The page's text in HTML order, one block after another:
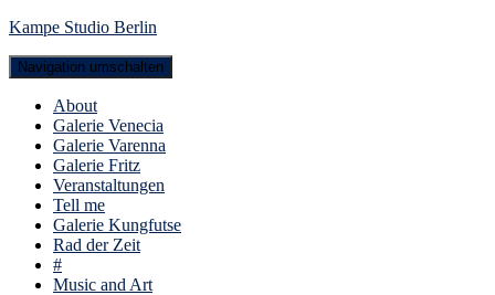
Kampe Studio Berlin
Navigation umschalten
About
Galerie Venecia
Galerie Varenna
Galerie Fritz
Veranstaltungen
Tell me
Galerie Kungfutse
Rad der Zeit
#
Music and Art